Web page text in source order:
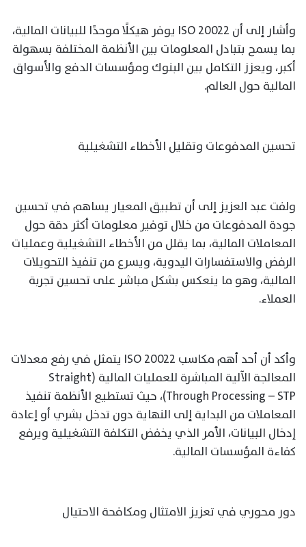
وأشار إلى أن ISO 20022 يوفر هيكلًا موحدًا للبيانات المالية،
بما يسمح بتبادل المعلومات بين الأنظمة المختلفة بسهولة
أكبر، ويعزز التكامل بين البنوك ومؤسسات الدفع والأسواق
المالية حول العالم.
تحسين المدفوعات وتقليل الأخطاء التشغيلية
ولفت عبد العزيز إلى أن تطبيق المعيار يساهم في تحسين
جودة المدفوعات من خلال توفير معلومات أكثر دقة حول
المعاملات المالية، بما يقلل من الأخطاء التشغيلية وعمليات
الرفض والاستفسارات اليدوية، ويسرع من تنفيذ التحويلات
المالية، وهو ما ينعكس بشكل مباشر على تحسين تجربة
العملاء.
وأكد أن أحد أهم مكاسب ISO 20022 يتمثل في رفع معدلات
المعالجة الآلية المباشرة للعمليات المالية (Straight
Through Processing – STP)، حيث تستطيع الأنظمة تنفيذ
المعاملات من البداية إلى النهاية دون تدخل بشري أو إعادة
إدخال البيانات، الأمر الذي يخفض التكلفة التشغيلية ويرفع
كفاءة المؤسسات المالية.
دور محوري في تعزيز الامتثال ومكافحة الاحتيال